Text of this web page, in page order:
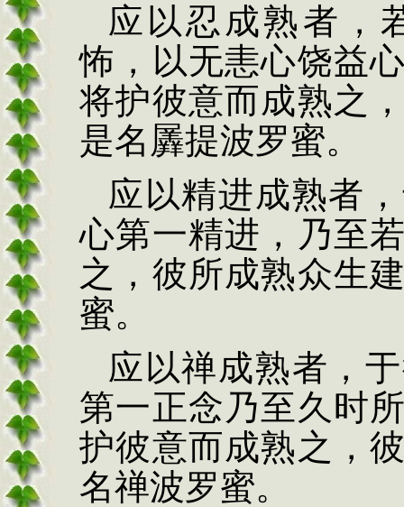
应以忍成熟者，
怖，以无恚心饶益
将护彼意而成熟之
是名羼提波罗蜜。
应以精进成熟者
心第一精进，乃至
之，彼所成熟众生
蜜。
应以禅成熟者，
第一正念乃至久时
护彼意而成熟之，
名禅波罗蜜。